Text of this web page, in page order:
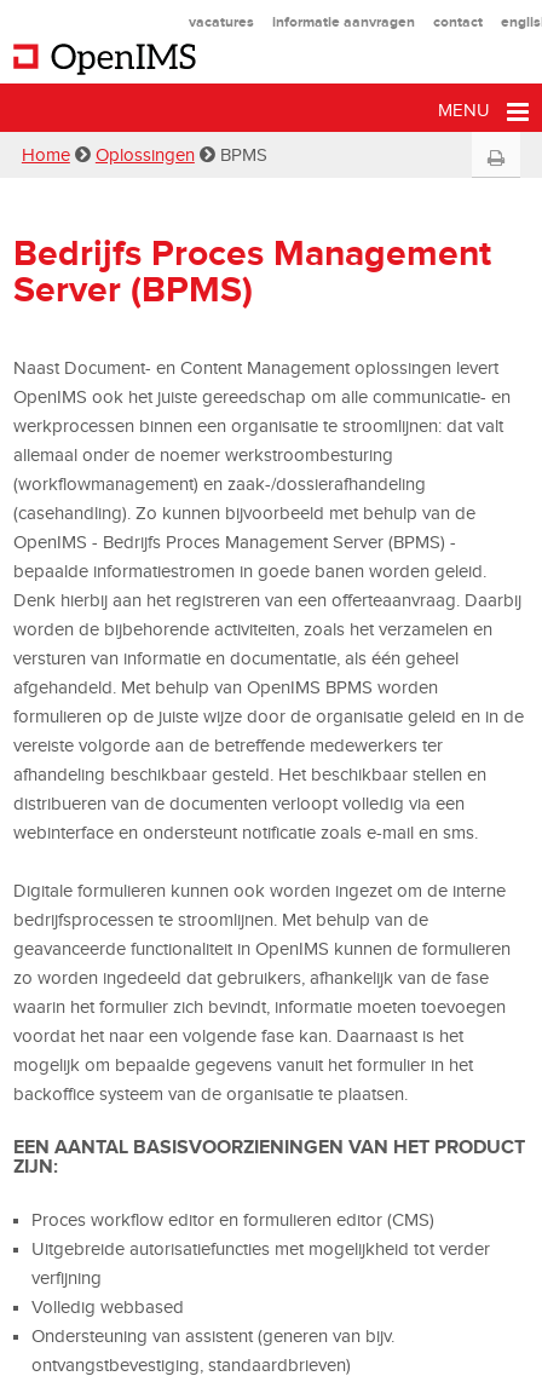
vacatures informatie aanvragen contact
MENU
Home Oplossingen BPMS
Bedrijfs Proces Management
Server (BPMS)
Naast Document- en Content Management oplossingen levert
OpenIMS ook het juiste gereedschap om alle communicatie- en
werkprocessen binnen een organisatie te stroomlijnen: dat valt
allemaal onder de noemer werkstroombesturing
(workflowmanagement) en zaak-/dossierafhandeling
(casehandling). Zo kunnen bijvoorbeeld met behulp van de
OpenIMS - Bedrijfs Proces Management Server (BPMS) -
bepaalde informatiestromen in goede banen worden geleid.
Denk hierbij aan het registreren van een offerteaanvraag. Daarbij
worden de bijbehorende activiteiten, zoals het verzamelen en
versturen van informatie en documentatie, als één geheel
afgehandeld. Met behulp van OpenIMS BPMS worden
formulieren op de juiste wijze door de organisatie geleid en in de
vereiste volgorde aan de betreffende medewerkers ter
afhandeling beschikbaar gesteld. Het beschikbaar stellen en
distribueren van de documenten verloopt volledig via een
webinterface en ondersteunt notificatie zoals e-mail en sms.
Digitale formulieren kunnen ook worden ingezet om de interne
bedrijfsprocessen te stroomlijnen. Met behulp van de
geavanceerde functionaliteit in OpenIMS kunnen de formulieren
zo worden ingedeeld dat gebruikers, afhankelijk van de fase
waarin het formulier zich bevindt, informatie moeten toevoegen
voordat het naar een volgende fase kan. Daarnaast is het
mogelijk om bepaalde gegevens vanuit het formulier in het
backoffice systeem van de organisatie te plaatsen.
EEN AANTAL BASISVOORZIENINGEN VAN HET PRODUCT
ZIJN:
Proces workflow editor en formulieren editor (CMS)
Uitgebreide autorisatiefuncties met mogelijkheid tot verder
verfijning
Volledig webbased
Ondersteuning van assistent (generen van bijv.
ontvangstbevestiging, standaardbrieven)